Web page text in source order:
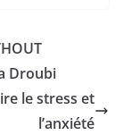
Droubi
le stress et
l’anxiété